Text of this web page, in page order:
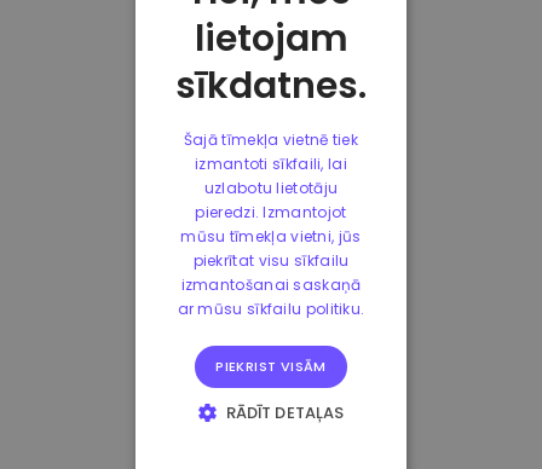
lietojam
sīkdatnes.
Šajā tīmekļa vietnē tiek
izmantoti sīkfaili, lai
uzlabotu lietotāju
pieredzi. Izmantojot
mūsu tīmekļa vietni, jūs
piekrītat visu sīkfailu
izmantošanai saskaņā
ar mūsu sīkfailu politiku.
PIEKRIST VISĀM
RĀDĪT DETAĻAS